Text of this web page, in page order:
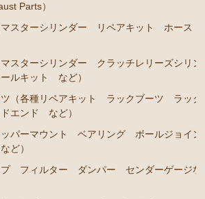
Parts）
マスターシリンダー リペアキット ホース
スターシリンダー クラッチレリーズシリン
ルキット など）
ツ（各種リペアキット ラックブーツ ラック
エンド など）
ッパーマウント ベアリング ボールジョイン
ど）
プ フィルター ダンパー センダーゲージな